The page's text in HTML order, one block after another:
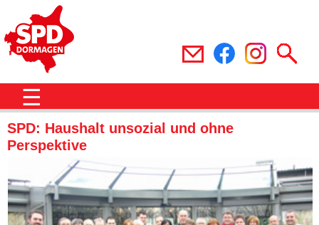
☰
SPD: Haushalt unsozial und ohne
Perspektive